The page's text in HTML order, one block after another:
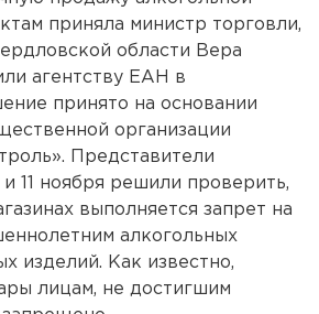
приняла министр торговли,
области Вера
агентству ЕАН в
принято на основании
организации
Представители
11 ноября решили проверить,
выполняется запрет на
алкогольных
изделий. Как известно,
лицам, не достигшим